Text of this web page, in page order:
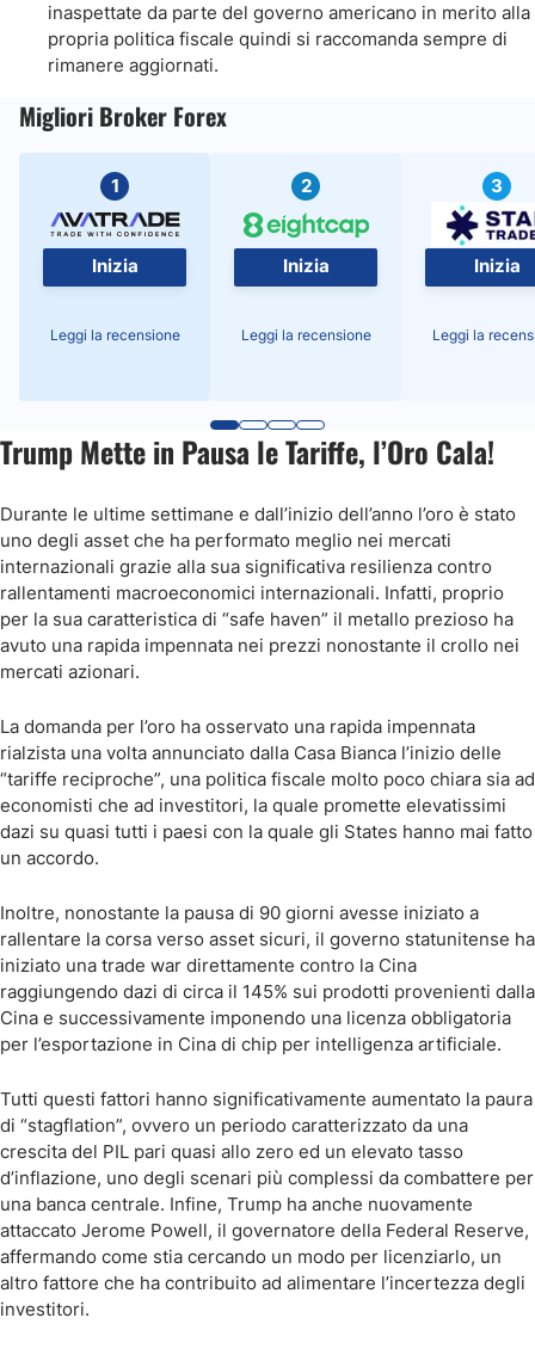
inaspettate da parte del governo americano in merito alla
propria politica fiscale quindi si raccomanda sempre di
rimanere aggiornati.
Migliori Broker Forex
1
Inizia
Leggi la recensione
2
Inizia
Leggi la recensione
3
Inizia
Leggi la
Trump Mette in Pausa le Tariffe, l’Oro Cala!
Durante le ultime settimane e dall’inizio dell’anno l’oro è stato
uno degli asset che ha performato meglio nei mercati
internazionali grazie alla sua significativa resilienza contro
rallentamenti macroeconomici internazionali. Infatti, proprio
per la sua caratteristica di “safe haven” il metallo prezioso ha
avuto una rapida impennata nei prezzi nonostante il crollo nei
mercati azionari.
La domanda per l’oro ha osservato una rapida impennata
rialzista una volta annunciato dalla Casa Bianca l’inizio delle
“tariffe reciproche”, una politica fiscale molto poco chiara sia ad
economisti che ad investitori, la quale promette elevatissimi
dazi su quasi tutti i paesi con la quale gli States hanno mai fatto
un accordo.
Inoltre, nonostante la pausa di 90 giorni avesse iniziato a
rallentare la corsa verso asset sicuri, il governo statunitense ha
iniziato una trade war direttamente contro la Cina
raggiungendo dazi di circa il 145% sui prodotti provenienti dalla
Cina e successivamente imponendo una licenza obbligatoria
per l’esportazione in Cina di chip per intelligenza artificiale.
Tutti questi fattori hanno significativamente aumentato la paura
di “stagflation”, ovvero un periodo caratterizzato da una
crescita del PIL pari quasi allo zero ed un elevato tasso
d’inflazione, uno degli scenari più complessi da combattere per
una banca centrale. Infine, Trump ha anche nuovamente
attaccato Jerome Powell, il governatore della Federal Reserve,
affermando come stia cercando un modo per licenziarlo, un
altro fattore che ha contribuito ad alimentare l’incertezza degli
investitori.